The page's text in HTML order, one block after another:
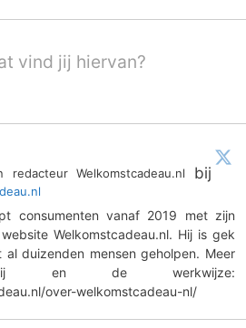
vind jij hiervan?
redacteur Welkomstcadeau.nl bij
consumenten vanaf 2019 met zijn
Welkomstcadeau.nl. Hij is gek
duizenden mensen geholpen. Meer
en de werkwijze:
over-welkomstcadeau-nl/